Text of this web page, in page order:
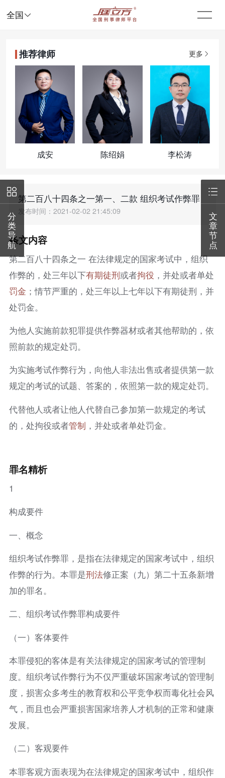
全国 
推荐律师 更多
成安 陈绍娟 李松涛
第二百八十四条之一第一、二款 组织考试作弊罪
发布时间：2021-02-02 21:45:09
条文内容
第二百八十四条之一 在法律规定的国家考试中，组织
作弊的，处三年以下有期徒刑或者拘役 ，并处或者单处
罚金 ；情节严重的，处三年以上七年以下有期徒刑，并
处罚金。
为他人实施前款犯罪提供作弊器材或者其他帮助的，依
照前款的规定处罚。
为实施考试作弊行为，向他人非法出售或者提供第一款
规定的考试的试题、答案的，依照第一款的规定处罚。
代替他人或者让他人代替自己参加第一款规定的考试
的，处拘役或者管制 ，并处或者单处罚金。
罪名精析
1
构成要件
一、概念
组织考试作弊罪，是指在法律规定的国家考试中，组织
作弊的行为。本罪是刑法修正案（九）第二十五条新增
加的罪名。
二、组织考试作弊罪构成要件
（一）客体要件
本罪侵犯的客体是有关法律规定的国家考试的管理制
度。组织考试作弊行为不仅严重破坏国家考试的管理制
度，损害众多考生的教育权和公平竞争权而毒化社会风
气，而且也会严重损害国家培养人才机制的正常和健康
发展。
（二）客观要件
本罪客观方面表现为在法律规定的国家考试中，组织作

分
类
导
航

文
章
节
点